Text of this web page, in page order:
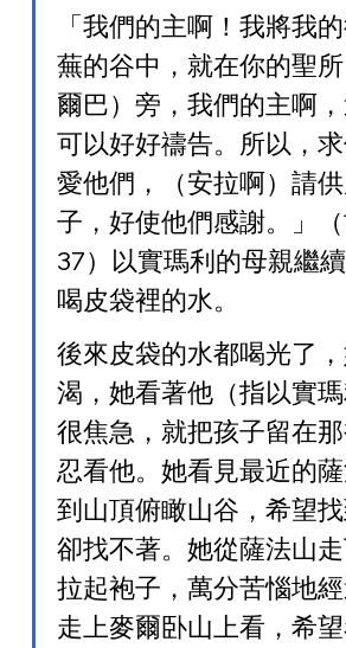
「我們的主啊！我將我
蕪的谷中，就在你的聖
爾巴）旁，我們的主啊
可以好好禱告。所以，
愛他們，（安拉啊）請
子，好使他們感謝。」（
37）以實瑪利的母親繼
喝皮袋裡的水。
後來皮袋的水都喝光了
渴，她看著他（指以實
很焦急，就把孩子留在
忍看他。她看見最近的
到山頂俯瞰山谷，希望找
卻找不著。她從薩法山
拉起袍子，萬分苦惱地
走上麥爾卧山上看，希望